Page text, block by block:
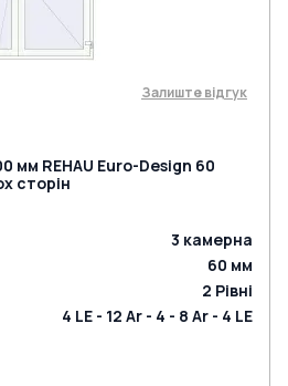
Залиште відгук
мм REHAU Euro-Design 60
сторін
3 камерна
60 мм
2 Рівні
4 LE - 12 Ar - 4 - 8 Ar - 4 LE